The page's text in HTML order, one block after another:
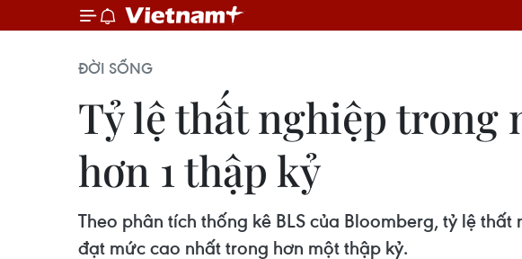
ĐỜI SỐNG
Tỷ lệ thất nghiệp trong
hơn 1 thập kỷ
Theo phân tích thống kê BLS của Bloomberg, tỷ lệ
đạt mức cao nhất trong hơn một thập kỷ.